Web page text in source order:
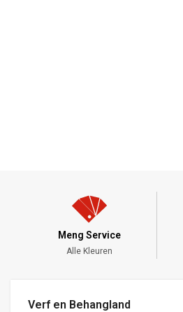
Meng Service
Alle Kleuren
Verf en Behangland